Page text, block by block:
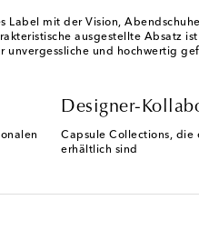
mit der Vision,
ausgestellte Absatz
unvergessliche und hochwertig
Designer-
Capsule Collections, die
erhältlich sind